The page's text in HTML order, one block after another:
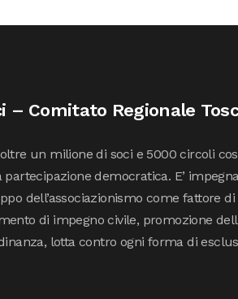
– Comitato Regionale
un milione di soci e 5000 circoli
partecipazione democratica. E’
dell’associazionismo come fattore
di impegno civile, promozione
lotta contro ogni forma di